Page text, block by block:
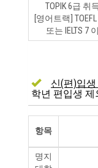
TOPIK 6급 취
[영어트랙]
또는 IELTS 7
신(편)입
학년 편입생 제
항목
명지